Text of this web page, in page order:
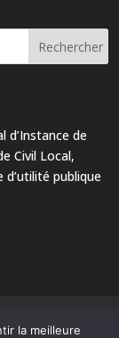
d’Instance de
Civil Local,
publique
la meilleure